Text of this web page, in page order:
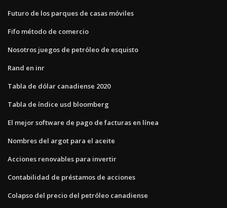
Futuro de los parques de casas móviles
Fifo método de comercio
Nosotros juegos de petróleo de esquisto
Rand en inr
Tabla de dólar canadiense 2020
Tabla de índice usd bloomberg
El mejor software de pago de facturas en línea
Nombres del argot para el aceite
Acciones renovables para invertir
Contabilidad de préstamos de acciones
Colapso del precio del petróleo canadiense